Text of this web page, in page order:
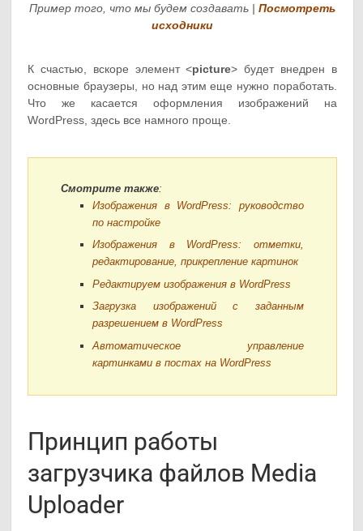
Пример того, что мы будем создавать | Посмотреть
исходники
К счастью, вскоре элемент <picture> будет внедрен в
основные браузеры, но над этим еще нужно поработать.
Что же касается оформления изображений на
WordPress, здесь все намного проще.
Смотрите также:
Изображения в WordPress: руководство
по настройке
Изображения в WordPress: отметки,
редактирование, прикрепление картинок
Редактируем изображения в WordPress
Загрузка изображений с заданным
разрешением в WordPress
Автоматическое управление
картинками в постах на WordPress
Принцип работы
загрузчика файлов Media
Uploader